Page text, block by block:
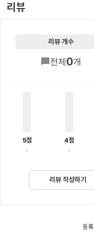
리뷰
리뷰 개수
전체0개
5점
-
4점
-
리뷰 작성하기
등